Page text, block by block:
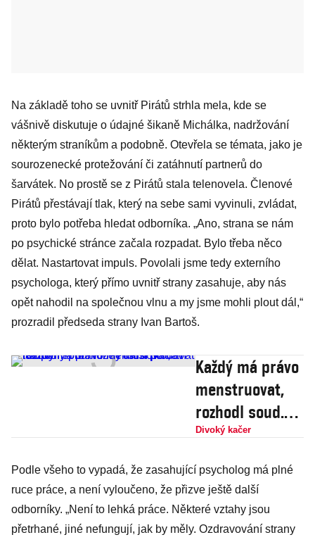
Na základě toho se uvnitř Pirátů strhla mela, kde se
vášnivě diskutuje o údajné šikaně Michálka, nadržování
některým straníkům a podobně. Otevřela se témata, jako je
sourozenecké protežování či zatáhnutí partnerů do
šarvátek. No prostě se z Pirátů stala telenovela. Členové
Pirátů přestávají tlak, který na sebe sami vyvinuli, zvládat,
proto bylo potřeba hledat odborníka. „Ano, strana se nám
po psychické stránce začala rozpadat. Bylo třeba něco
dělat. Nastartovat impuls. Povolali jsme tedy externího
psychologa, který přímo uvnitř strany zasahuje, aby nás
opět nahodil na společnou vlnu a my jsme mohli plout dál,“
prozradil předseda strany Ivan Bartoš.
Každý má právo
menstruovat,
rozhodl soud.
Firmy musí
tampony pro
muže i další
pohlaví
Divoký kačer
Podle všeho to vypadá, že zasahující psycholog má plné
ruce práce, a není vyloučeno, že přizve ještě další
odborníky. „Není to lehká práce. Některé vztahy jsou
přetrhané, jiné nefungují, jak by měly. Ozdravování strany